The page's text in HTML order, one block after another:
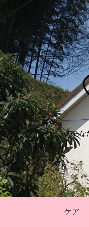
そのままのあな
ケア